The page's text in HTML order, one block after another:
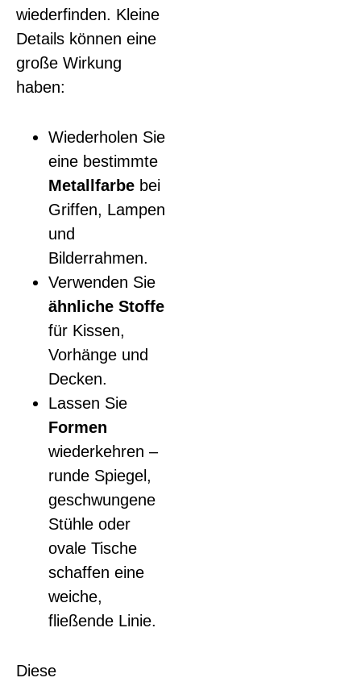
wiederfinden. Kleine
Details können eine
große Wirkung
haben:
Wiederholen Sie
eine bestimmte
Metallfarbe bei
Griffen, Lampen
und
Bilderrahmen.
Verwenden Sie
ähnliche Stoffe
für Kissen,
Vorhänge und
Decken.
Lassen Sie
Formen
wiederkehren –
runde Spiegel,
geschwungene
Stühle oder
ovale Tische
schaffen eine
weiche,
fließende Linie.
Diese